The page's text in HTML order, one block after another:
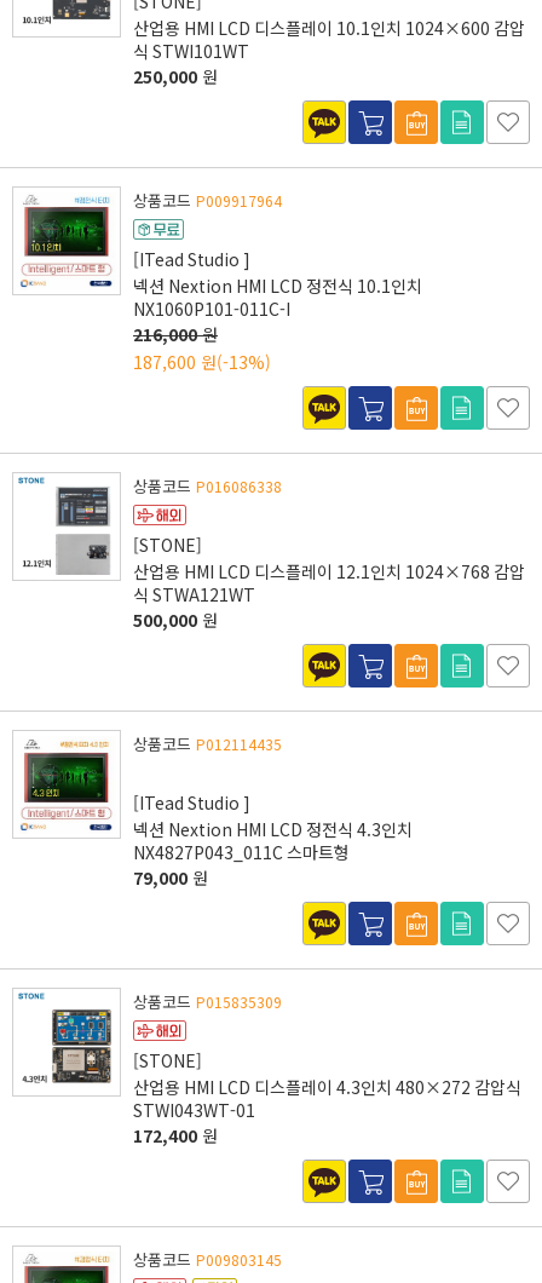
산업용 HMI LCD 디스플레이 10.1인치 1024×600 감압
식 STWI101WT
250,000 원
상품코드 P009917964
[ITead Studio ]
넥션 Nextion HMI LCD 정전식 10.1인치
NX1060P101-011C-I
216,000원
187,600 원(-13%)
상품코드 P016086338
[STONE]
산업용 HMI LCD 디스플레이 12.1인치 1024×768 감압
식 STWA121WT
500,000 원
상품코드 P012114435
[ITead Studio ]
넥션 Nextion HMI LCD 정전식 4.3인치
NX4827P043_011C 스마트형
79,000 원
상품코드 P015835309
[STONE]
산업용 HMI LCD 디스플레이 4.3인치 480×272 감압식
STWI043WT-01
172,400 원
상품코드 P009803145